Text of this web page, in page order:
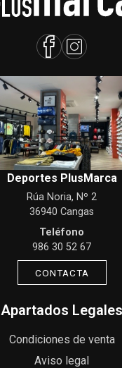
Deportes PlusMarca
Rúa Noria, Nº 2
36940 Cangas
Teléfono
986 30 52 67
CONTACTA
Apartados Legales
Condiciones de venta
Aviso legal